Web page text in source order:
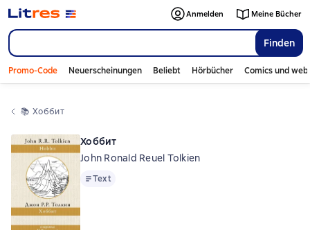
Finden
Anmelden Meine Bücher
Promo-Code Neuerscheinungen Beliebt Hörbücher Comics und
📚 Хоббит
Хоббит
John Ronald Reuel Tolkien
TextText